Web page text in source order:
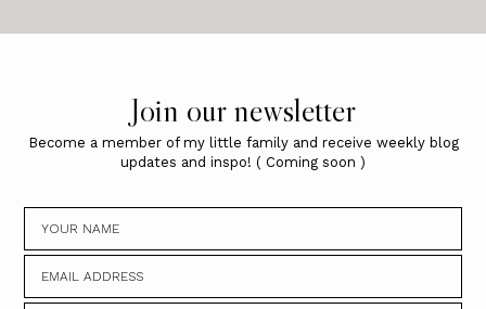
Join our newsletter
Become a member of my little family and receive weekly blog
updates and inspo! ( Coming soon )